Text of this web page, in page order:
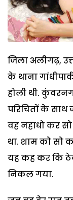
जिला अलीगढ़,
के थाना
होली थी.
परिचितों के
वह नहाधो कर
था. शाम को सो
यह कह कर कि
निकल गया.